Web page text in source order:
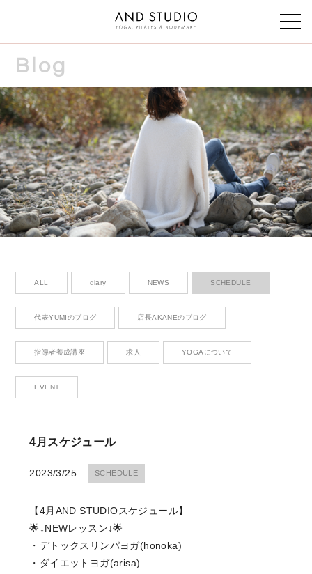
Class & instructor
Schedule スケジュール
Reservation 予約
Voice お客様の声
Blog & News
Contact お問い合わせ
CONTACT
お問い合わせ
RESERVE
Blog
ALL diary NEWS SCHEDULE
代表YUMIのブログ 店長AKANEのブログ
指導者養成講座 求人 YOGAについて
EVENT
4月スケジュール
2023/3/25 SCHEDULE
【4月AND STUDIOスケジュール】
🌟↓NEWレッスン↓🌟
・デトックスリンパヨガ(honoka)
・ダイエットヨガ(arisa)